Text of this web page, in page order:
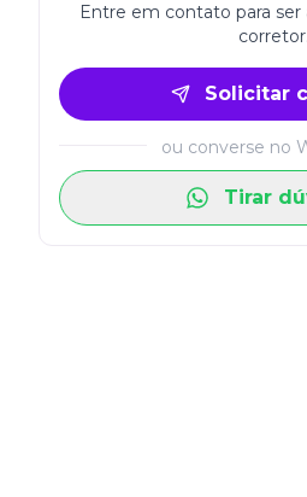
Entre em contato para
corretor.
Solicitar
ou converse no
Tirar